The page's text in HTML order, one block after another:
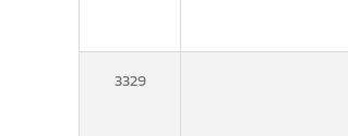
3329